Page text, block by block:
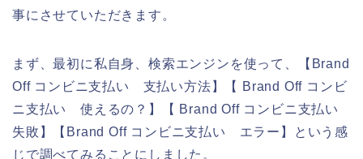
事にさせていただきます。
まず、最初に私自身、検索エンジンを使って、【Brand
Off コンビニ支払い 支払い方法】【 Brand Off コンビ
ニ支払い 使えるの？】【 Brand Off コンビニ支払い
失敗】【Brand Off コンビニ支払い エラー】という感
じで調べてみることにしました。